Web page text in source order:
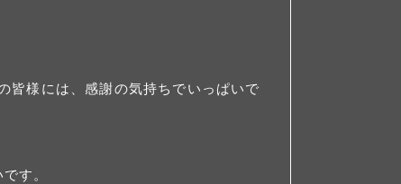
皆様には、感謝の気持ちでいっぱいで
す。